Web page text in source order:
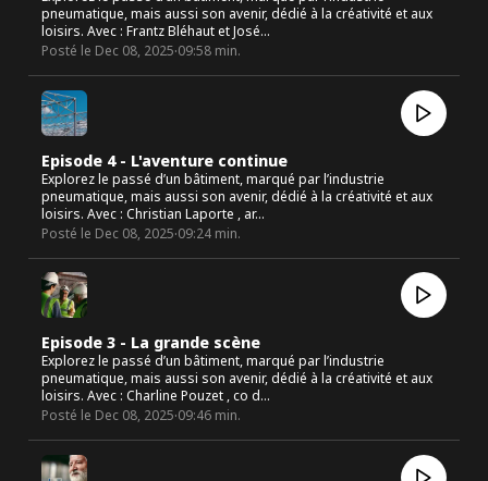
pneumatique, mais aussi son avenir, dédié à la créativité et aux
loisirs. Avec : Frantz Bléhaut et José…
Posté le Dec 08, 2025·09:58 min.
Episode 4 - L'aventure continue
Explorez le passé d’un bâtiment, marqué par l’industrie
pneumatique, mais aussi son avenir, dédié à la créativité et aux
loisirs. Avec : Christian Laporte , ar…
Posté le Dec 08, 2025·09:24 min.
Episode 3 - La grande scène
Explorez le passé d’un bâtiment, marqué par l’industrie
pneumatique, mais aussi son avenir, dédié à la créativité et aux
loisirs. Avec : Charline Pouzet , co d…
Posté le Dec 08, 2025·09:46 min.